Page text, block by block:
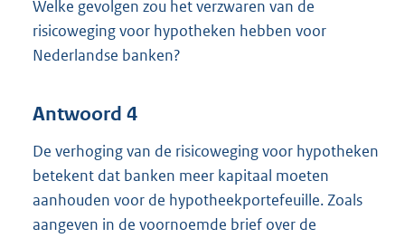
Welke gevolgen zou het verzwaren van de
risicoweging voor hypotheken hebben voor
Nederlandse banken?
Antwoord 4
De verhoging van de risicoweging voor hypotheken
betekent dat banken meer kapitaal moeten
aanhouden voor de hypotheekportefeuille. Zoals
aangeven in de voornoemde brief over de